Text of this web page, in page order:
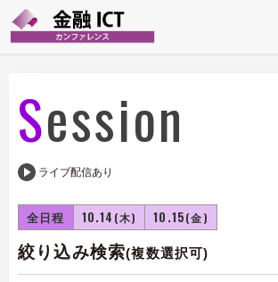
Session
全日程 10.14 (木) 10.15(金)
ライブ配信あり
絞り込み検索(複数選択可)